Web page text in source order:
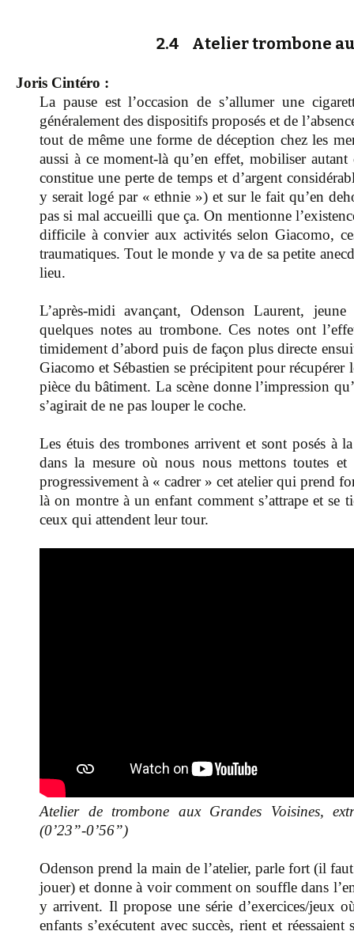
2.4 Atelier trombone
Joris Cintéro :
La pause est l’occasion de s’allumer une
généralement des dispositifs proposés et de
tout de même une forme de déception chez les
aussi à ce moment-là qu’en effet, mobiliser
constitue une perte de temps et d’argent
y serait logé par « ethnie ») et sur le fait qu’en
pas si mal accueilli que ça. On mentionne
difficile à convier aux activités selon Giacomo,
traumatiques. Tout le monde y va de sa petite
lieu.
L’après-midi avançant, Odenson Laurent,
quelques notes au trombone. Ces notes ont
timidement d’abord puis de façon plus directe
Giacomo et Sébastien se précipitent pour récupérer
pièce du bâtiment. La scène donne l’impression
s’agirait de ne pas louper le coche.
Les étuis des trombones arrivent et sont posés à
dans la mesure où nous nous mettons toutes
progressivement à « cadrer » cet atelier qui prend
là on montre à un enfant comment s’attrape et se
ceux qui attendent leur tour.
Atelier de trombone aux Grandes Voisines,
(0’23”-0’56”)
Odenson prend la main de l’atelier, parle fort (il
jouer) et donne à voir comment on souffle dans
y arrivent. Il propose une série d’exercices/jeux
enfants s’exécutent avec succès, rient et